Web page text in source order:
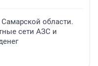
области.
сети АЗС и